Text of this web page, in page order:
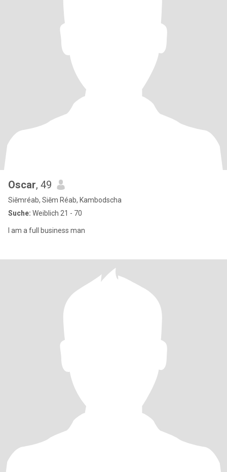
Oscar, 49
Siĕmréab, Siĕm Réab, Kambodscha
Suche: Weiblich 21 - 70
I am a full business man